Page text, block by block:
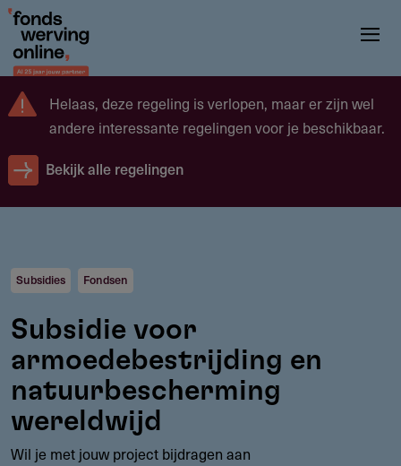
Overslaan
naar
inhoud
Helaas, deze regeling is verlopen, maar er zijn wel
andere interessante regelingen voor je beschikbaar.
Bekijk alle regelingen
Subsidies Fondsen
Subsidie voor
armoedebestrijding en
natuurbescherming
wereldwijd
Wil je met jouw project bijdragen aan